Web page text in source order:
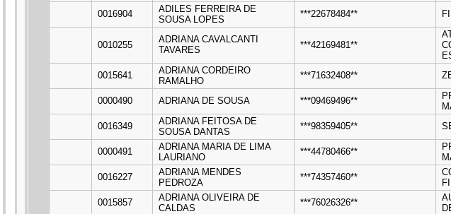
0016904
ADILES FERREIRA DE
SOUSA LOPES
***22678484**
0010255
ADRIANA CAVALCANTI
TAVARES
***42169481**
0015641
ADRIANA CORDEIRO
RAMALHO
***71632408**
0000490 ADRIANA DE SOUSA ***09469496**
0016349
ADRIANA FEITOSA DE
SOUSA DANTAS
***98359405**
0000491
ADRIANA MARIA DE LIMA
LAURIANO
***44780466**
0016227
ADRIANA MENDES
PEDROZA
***74357460**
0015857
ADRIANA OLIVEIRA DE
CALDAS
***76026326**